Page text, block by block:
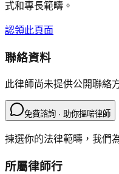
式和專長範疇。
認領此頁面
聯絡資料
此律師尚未提供公開聯絡
免費諮詢 · 助你搵啱律師
揀選你的法律範疇，我們
所屬律師行